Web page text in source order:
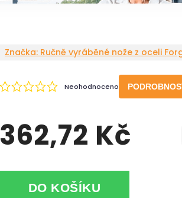
Značka: Ručně vyráběné nože z oceli
Neohodnoceno
362,72 Kč
DO KOŠÍKU